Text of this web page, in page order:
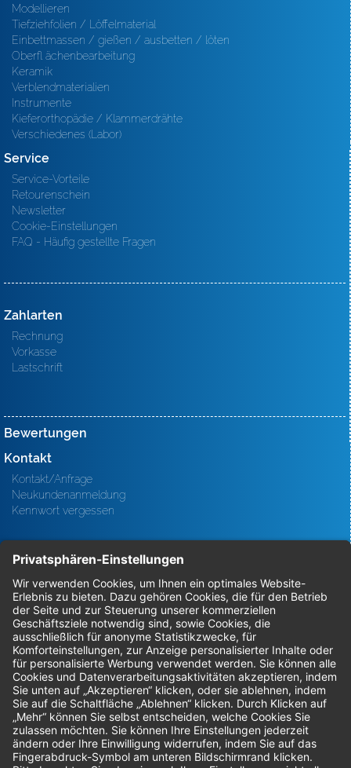
Modellieren
Tiefziehfolien / Löffelmaterial
Einbettmassen / gießen / ausbetten / löten
Oberfl ächenbearbeitung
Keramik
Verblendmaterialien
Instrumente
Kieferorthopädie / Klammerdrähte
Verschiedenes (Labor)
Service
Service-Vorteile
Retourenschein
Newsletter
Cookie-Einstellungen
FAQ - Häufig gestellte Fragen
Zahlarten
Rechnung
Vorkasse
Lastschrift
Bewertungen
Kontakt
Kontakt/Anfrage
Neukundenanmeldung
Kennwort vergessen
Bestellungen
Sendung verfolgen
Geprüfter Shop